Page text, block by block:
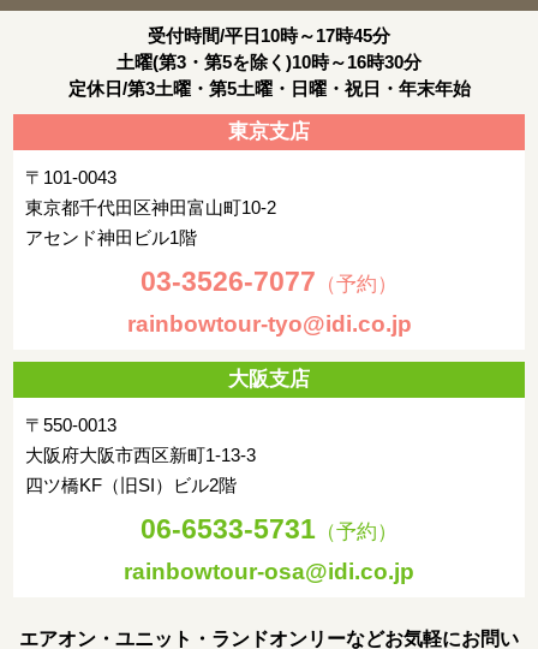
受付時間/平日10時～17時45分
土曜(第3・第5を除く)10時～16時30分
定休日/第3土曜・第5土曜・日曜・祝日・年末年始
東京支店
〒101-0043
東京都千代田区神田富山町10-2
アセンド神田ビル1階
03-3526-7077 （予約）
rainbowtour-tyo@idi.co.jp
大阪支店
〒550-0013
大阪府大阪市西区新町1-13-3
四ツ橋KF（旧SI）ビル2階
06-6533-5731 （予約）
rainbowtour-osa@idi.co.jp
エアオン・ユニット・ランドオンリーなどお気軽にお問い